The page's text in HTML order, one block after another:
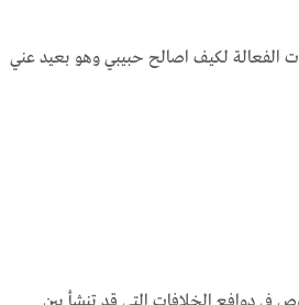
الفعالة لكيف اصالح حبيبي وهو بعيد عني